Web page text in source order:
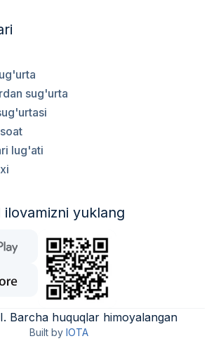
sug'urta
lug'ati
ilovamizni yuklang
. Barcha huquqlar himoyalangan
Built by IOTA